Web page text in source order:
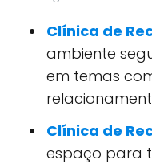
Clínica de
ambiente
em temas
Clínica de
espaço para